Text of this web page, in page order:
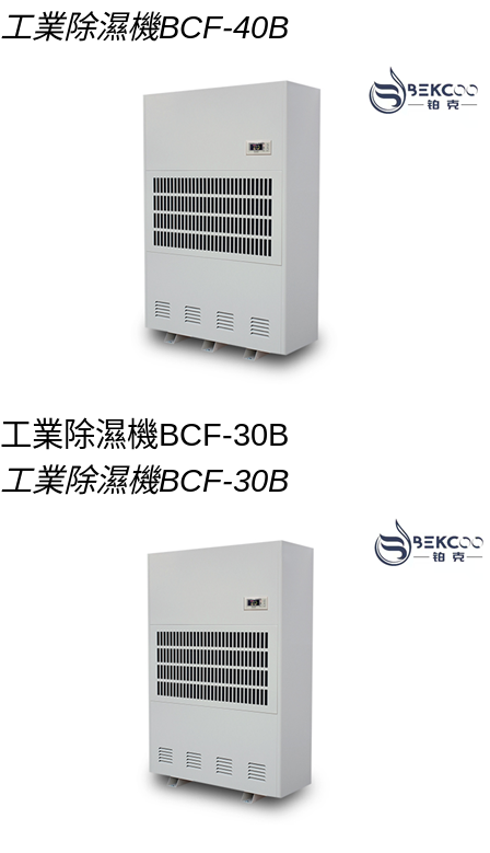
工業除濕機BCF-40B
工業除濕機BCF-30B
工業除濕機BCF-30B